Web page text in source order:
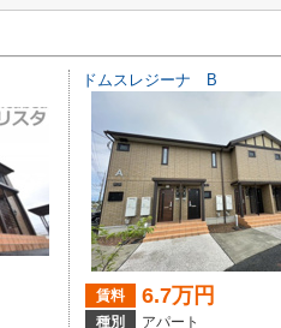
ドムスレジーナ B
賃料 6.7万円
種別
アパート